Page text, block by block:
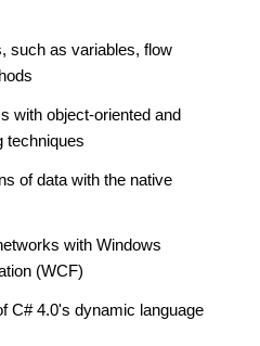
such as variables, flow
with object-oriented and
techniques
of data with the native
with Windows
(WCF)
C# 4.0's dynamic language